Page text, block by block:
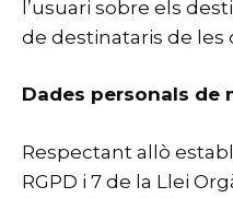
l’usuari sobre els
de destinataris de les
Dades personals de
Respectant allò
RGPD i 7 de la Llei